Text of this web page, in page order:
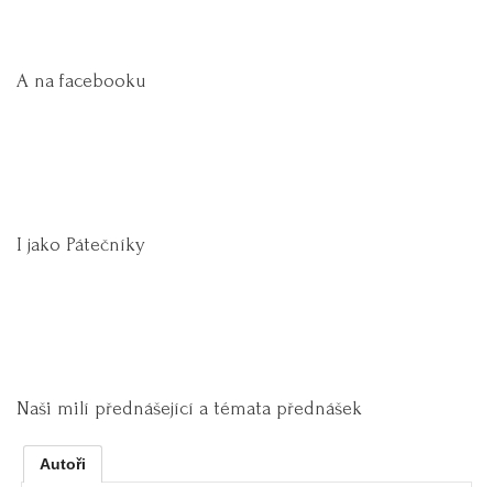
A na facebooku
I jako Pátečníky
Naši milí přednášející a témata přednášek
Autoři